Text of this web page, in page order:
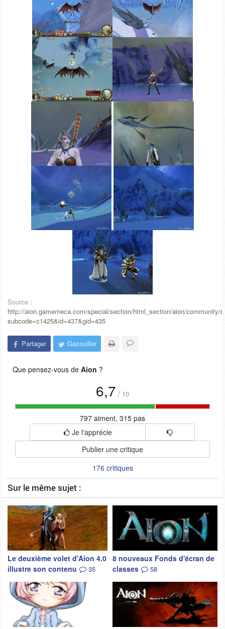
Source :
http://aion.gamemeca.com/special/section/html_section/aion/community/
subcode=c1425&id=437&gid=435
Partager Gazouiller
Que pensez-vous de Aion ?
6,7 / 10
797 aiment, 315 pas
Je l'apprécie
Publier une critique
176 critiques
Sur le même sujet :
Le deuxième volet d'Aion 4.0
illustre son contenu
35
8 nouveaux Fonds d'écran de
classes
58